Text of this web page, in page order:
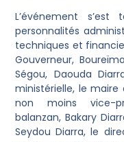
L’événement
personnalités
techniques et
Gouverneur,
Ségou, Daouda
ministérielle, le
non moins vice-
balanzan, Bakary
Seydou Diarra, le